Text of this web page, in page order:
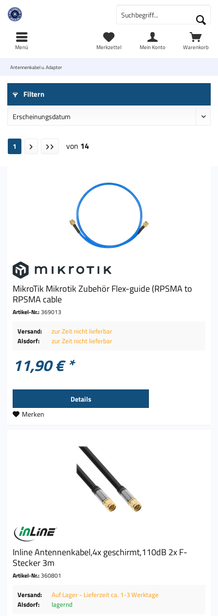
Warenkorb
Merkzettel Mein Konto
Menü
Antennenkabel u. Adapter
Filtern
1 von 14
MikroTik Mikrotik Zubehör Flex-guide (RPSMA to
RPSMA cable
Artikel-Nr.:369013
Versand:
zur Zeit nicht lieferbar
Alsdorf:
zur Zeit nicht lieferbar
11,90 € *
Details
Merken
Inline Antennenkabel,4x geschirmt,110dB 2x F-
Stecker 3m
Artikel-Nr.:360801
Versand:
Auf Lager - Lieferzeit ca. 1-3 Werktage
Alsdorf:
lagernd